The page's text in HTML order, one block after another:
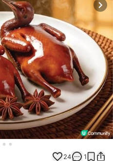
24 1